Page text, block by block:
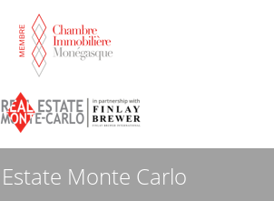
Estate Monte Carlo